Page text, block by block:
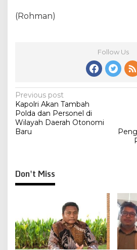
(Rohman)
Follow Us
Post
navigation
Previous post
Kapolri Akan Tambah
Polda dan Personel di
Wilayah Daerah Otonomi
Baru
Don't Miss